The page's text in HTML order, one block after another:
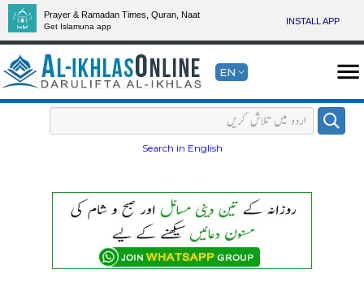
Prayer & Ramadan Times, Quran, Naat
Get Islamuna app
INSTALL APP
EN
Search in English